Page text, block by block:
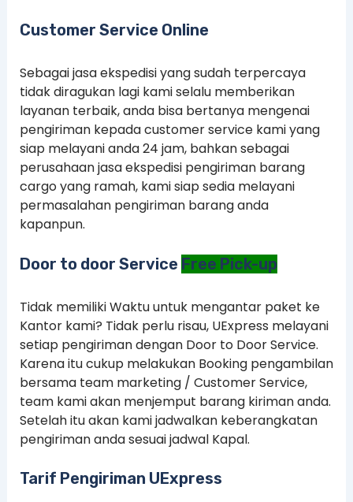
Customer Service Online
Sebagai jasa ekspedisi yang sudah terpercaya
tidak diragukan lagi kami selalu memberikan
layanan terbaik, anda bisa bertanya mengenai
pengiriman kepada customer service kami yang
siap melayani anda 24 jam, bahkan sebagai
perusahaan jasa ekspedisi pengiriman barang
cargo yang ramah, kami siap sedia melayani
permasalahan pengiriman barang anda
kapanpun.
Door to door Service Free Pick-up
Tidak memiliki Waktu untuk mengantar paket ke
Kantor kami? Tidak perlu risau, UExpress melayani
setiap pengiriman dengan Door to Door Service.
Karena itu cukup melakukan Booking pengambilan
bersama team marketing / Customer Service,
team kami akan menjemput barang kiriman anda.
Setelah itu akan kami jadwalkan keberangkatan
pengiriman anda sesuai jadwal Kapal.
Tarif Pengiriman UExpress